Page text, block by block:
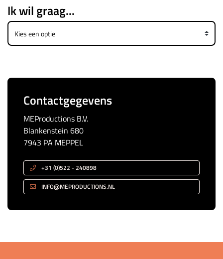
Ik wil graag...
Contactgegevens
MEProductions B.V.
Blankenstein 680
7943 PA MEPPEL
+31 (0)522 - 240898
INFO@MEPRODUCTIONS.NL